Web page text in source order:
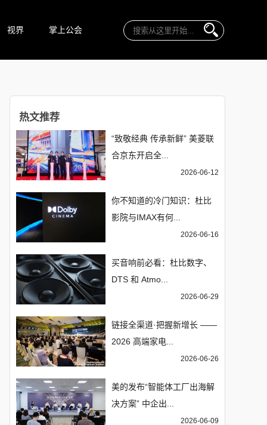
视界 掌上公会
热文推荐
“致敬经典 传承新鲜” 美菱联
合京东开启全...
2026-06-12
你不知道的冷门知识：杜比
影院与IMAX有何...
2026-06-16
买音响前必看：杜比数字、
DTS 和 Atmo...
2026-06-29
链接全渠道·把握新增长 ——
2026 高端家电...
2026-06-26
美的发布“智能体工厂出海解
决方案” 中企出...
2026-06-09